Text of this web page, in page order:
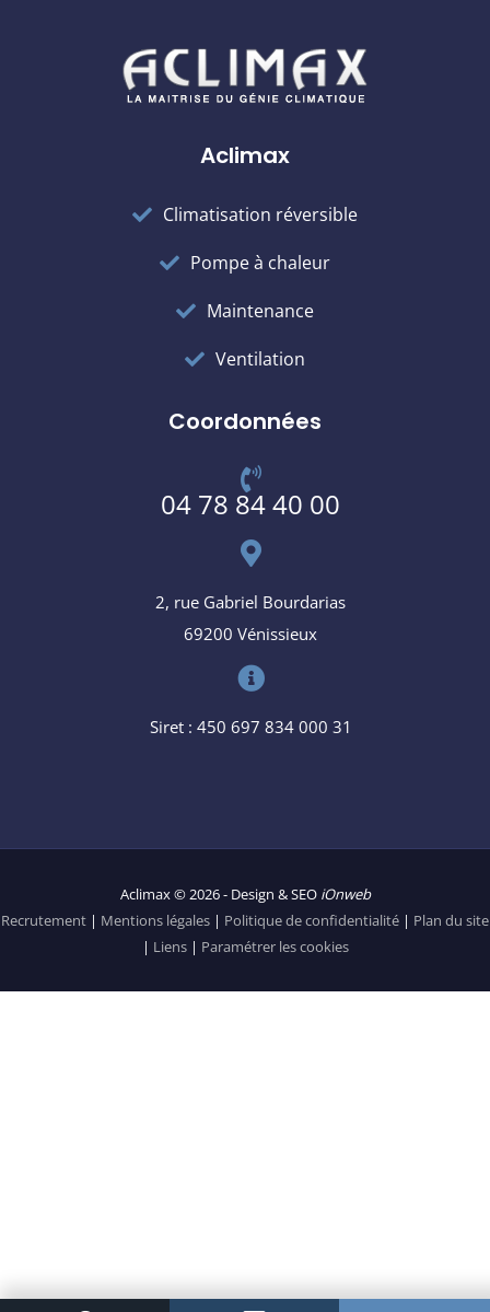
Aclimax
Climatisation réversible
Pompe à chaleur
Maintenance
Ventilation
Coordonnées
04 78 84 40 00
2, rue Gabriel Bourdarias
69200 Vénissieux
Siret : 450 697 834 000 31
Aclimax © 2026 - Design & SEO iOnweb
Recrutement | Mentions légales | Politique de confidentialité | Plan du site
| Liens| Paramétrer les cookies